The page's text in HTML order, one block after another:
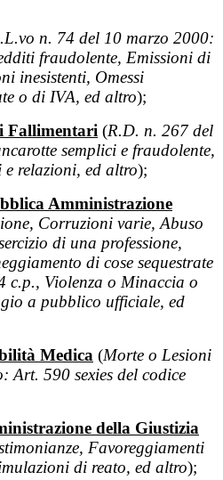
n. 74 del 10 marzo 2000:
fraudolente, Emissioni di
inesistenti, Omessi
o di IVA, ed altro);
Fallimentari (R.D. n. 267 del
semplici e fraudolente,
relazioni, ed altro);
Amministrazione
Corruzioni varie, Abuso
di una professione,
di cose sequestrate
c.p., Violenza o Minaccia o
a pubblico ufficiale, ed
à Medica (Morte o Lesioni
Art. 590 sexies del codice
della Giustizia
Favoreggiamenti
di reato, ed altro);